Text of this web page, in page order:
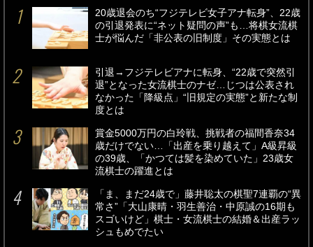
20歳退会のち“フジテレビ女子アナ転身”、22歳
の引退発表に“ネット疑問の声”も…将棋女流棋
士が悩んだ「非公表の旧制度」その実態とは
引退→フジテレビアナに転身、“22歳で突然引
退”となった女流棋士のナゼ…じつは公表され
なかった「降級点」“旧規定の実態”と新たな制
度とは
賞金5000万円の白玲戦、挑戦者の福間香奈34
歳だけでない…「出産を乗り越えて」A級昇級
の39歳、「かつては髪を染めていた」23歳女
流棋士の躍進とは
「ま、まだ24歳で」藤井聡太の棋聖7連覇の“異
常さ”「大山康晴・羽生善治・中原誠の16期も
スゴいけど」棋士・女流棋士の結婚＆出産ラッ
シュもめでたい